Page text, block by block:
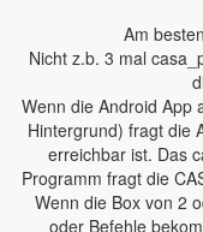
Am
Nicht z.b. 3 mal
Wenn die Android App
Hintergrund) fragt die
erreichbar ist. Das
Programm fragt die
Wenn die Box von 2
oder Befehle